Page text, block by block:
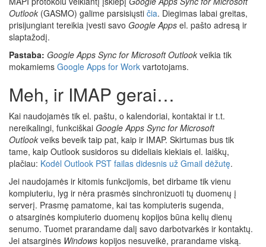
Outlook (GASMO) galime parsisiųsti čia. Diegimas labai greitas,
prisijungiant tereikia įvesti savo Google Apps el. pašto adresą ir
slaptažodį.
Pastaba: Google Apps Sync for Microsoft Outlook veikia tik
mokamiems Google Apps for Work vartotojams.
Meh, ir IMAP gerai…
Kai naudojamės tik el. paštu, o kalendoriai, kontaktai ir t.t.
nereikalingi, funkciškai Google Apps Sync for Microsoft
Outlook veiks beveik taip pat, kaip ir IMAP. Skirtumas bus tik
tame, kaip Outlook susidoros su dideliais kiekiais el. laiškų,
plačiau: Kodėl Outlook PST failas didesnis už Gmail dėžutę.
Jei naudojamės ir kitomis funkcijomis, bet dirbame tik vienu
kompiuteriu, lyg ir nėra prasmės sinchronizuoti tų duomenų į
serverį. Prasmę pamatome, kai tas kompiuteris sugenda,
o atsarginės kompiuterio duomenų kopijos būna kelių dienų
senumo. Tuomet prarandame dalį savo darbotvarkės ir kontaktų.
Jei atsarginės Windows kopijos nesuveikė, prarandame viską.